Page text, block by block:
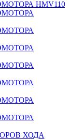
HMV110
ХОДА